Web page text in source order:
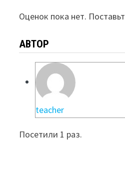
Оценок пока нет.
АВТОР
teacher
Посетили 1 раз.